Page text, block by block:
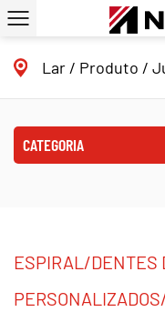
Lar / Produto /
CATEGORIA
ESPIRAL/DENTES